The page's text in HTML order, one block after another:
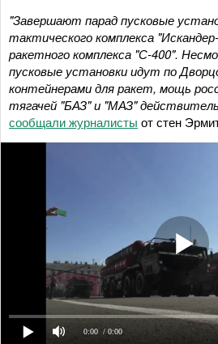
"Завершают парад пусковые
тактического комплекса
ракетного комплекса "С-400".
пусковые установки идут по
контейнерами для ракет, мощь
тягачей "БАЗ" и "МАЗ"
сообщали журналисты от стен
0:00 / 0:00